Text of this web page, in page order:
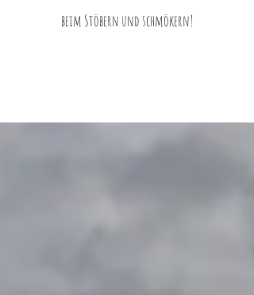
beim Stöbern und schmökern!